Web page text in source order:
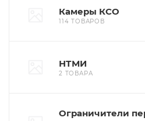
Камеры КСО
114 ТОВАРОВ
НТМИ
2 ТОВАРА
Ограничители